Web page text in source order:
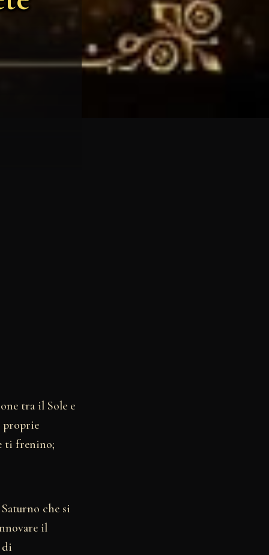
tra il Sole e
proprie
ti frenino;
che si
il
di